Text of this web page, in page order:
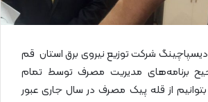
دیسپاچینگ شرکت توزیع نیروی برق استان قم
برنامه‌های مدیریت مصرف توسط تمام
از قله پیک مصرف در سال جاری عبور